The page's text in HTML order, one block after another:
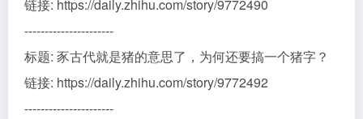
链接: https://daily.zhihu.com/story/9772490
----------------------
标题: 豕古代就是猪的意思了，为何还要搞一个猪字？
链接: https://daily.zhihu.com/story/9772492
----------------------